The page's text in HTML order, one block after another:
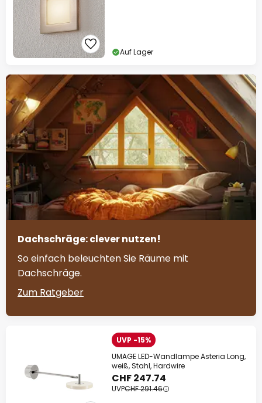
Auf Lager
Dachschräge: clever nutzen!
So einfach beleuchten Sie Räume mit
Dachschräge.
Zum Ratgeber
UVP -15%
UMAGE LED-Wandlampe Asteria Long,
weiß, Stahl, Hardwire
CHF 247.74
UVPCHF 291.46